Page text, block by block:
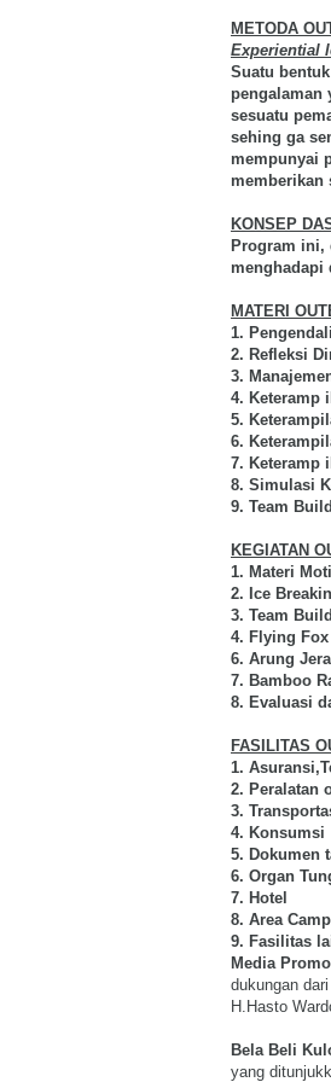
METODA
Experiential
Suatu
pengalaman
sesuatu
sehing ga
mempunyai
memberikan
KONSEP
Program ini,
menghadapi
MATERI
1.
2. Refleksi
3.
4. Keteramp
5.
6.
7. Keteramp
8. Simulasi
9. Team
KEGIATAN
1. Materi
2. Ice
3. Team
4. Flying
6. Arung
7. Bamboo
8. Evaluasi
FASILITAS
1.
2. Peralatan
3.
4. Konsumsi
5. Dokumen
6. Organ
7. Hotel
8. Area
9. Fasilitas
Media
dukungan dari
H.Hasto
Bela Beli
yang